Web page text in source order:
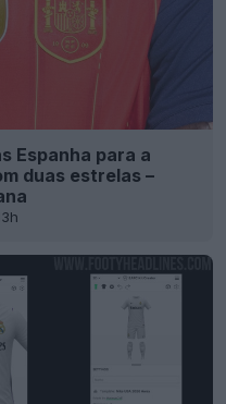
Espanha para a
duas estrelas –